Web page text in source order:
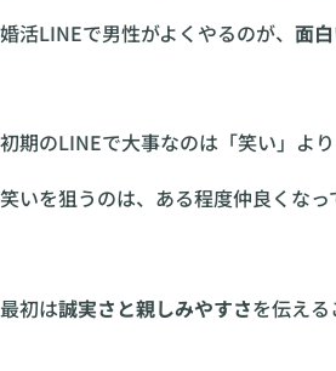
婚活LINEで男性がよくやるのが、 面
初期のLINEで大事なのは「笑い」よ
笑いを狙うのは、ある程度仲良くなっ
最初は誠実さと親しみやすさを伝える